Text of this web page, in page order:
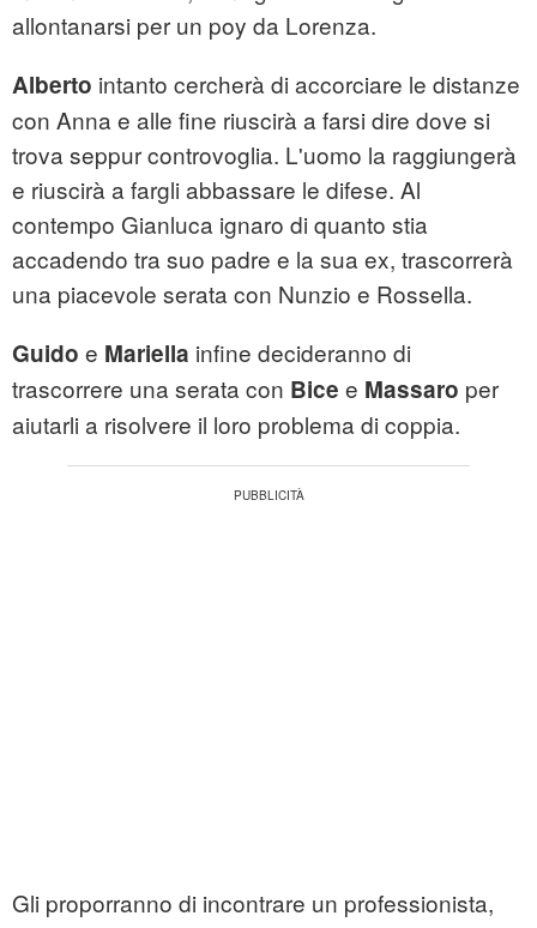
allontanarsi per un poy da Lorenza.
Alberto intanto cercherà di accorciare le distanze
con Anna e alle fine riuscirà a farsi dire dove si
trova seppur controvoglia. L'uomo la raggiungerà
e riuscirà a fargli abbassare le difese. Al
contempo Gianluca ignaro di quanto stia
accadendo tra suo padre e la sua ex, trascorrerà
una piacevole serata con Nunzio e Rossella.
Guido e Mariella infine decideranno di
trascorrere una serata con Bice e Massaro per
aiutarli a risolvere il loro problema di coppia.
Gli proporranno di incontrare un professionista,